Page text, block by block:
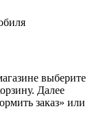
выберите
Далее
заказ» или